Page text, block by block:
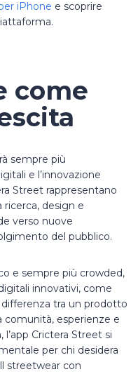
iPhone e scoprire
come
sempre più
e l’innovazione
Street rappresentano
design e
verso nuove
del pubblico.
e sempre più crowded,
innovativi, come
tra un prodotto
comunità, esperienze e
Crictera Street si
per chi desidera
streetwear con